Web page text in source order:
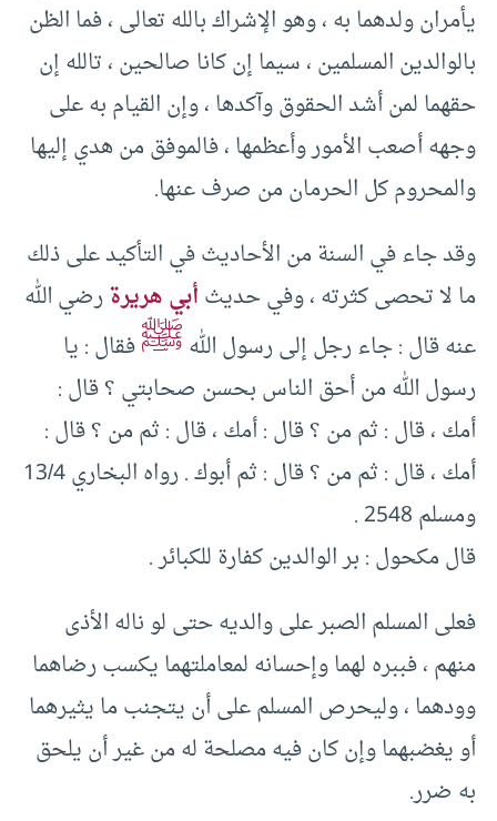
يأمران ولدهما به ، وهو الإشراك بالله تعالى ، فما الظن
بالوالدين المسلمين ، سيما إن كانا صالحين ، تالله إن
حقهما لمن أشد الحقوق وآكدها ، وإن القيام به على
وجهه أصعب الأمور وأعظمها ، فالموفق من هدي إليها
والمحروم كل الحرمان من صرف عنها.
وقد جاء في السنة من الأحاديث في التأكيد على ذلك
ما لا تحصى كثرته ، وفي حديثأبي هريرةرضي الله
عنه قال : جاء رجل إلى رسول اللهﷺفقال : يا
رسول الله من أحق الناس بحسن صحابتي ؟ قال :
أمك ، قال : ثم من ؟ قال : أمك ، قال : ثم من ؟ قال :
أمك ، قال : ثم من ؟ قال : ثم أبوك . رواه البخاري 13/4
ومسلم 2548 .
قال مكحول : بر الوالدين كفارة للكبائر .
فعلى المسلم الصبر على والديه حتى لو ناله الأذى
منهم ، فببره لهما وإحسانه لمعاملتهما يكسب رضاهما
وودهما ، وليحرص المسلم على أن يتجنب ما يثيرهما
أو يغضبهما وإن كان فيه مصلحة له من غير أن يلحق
به ضرر.